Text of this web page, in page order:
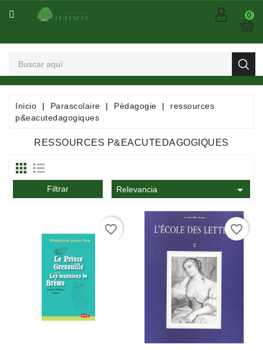
CATEGORÍA
Spectacles
Dessinées
Comics
Mangas
Consommables
Encyclopédies
Documentation
Entreprise
0
Inicio Parascolaire Pèdagogie
ressources
p&eacutedagogiques
RESSOURCES P&EACUTEDAGOGIQUES
Filtrar Relevancia 
favorite_border favorite_border